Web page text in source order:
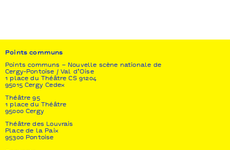
Productions, Festival d’Avignon, Fondazione
Campania dei Festival / Napoli Teatro Festival Italia
National Performing Arts Center - National Concert
Hall (NPAC - NTCH) (Taïwan), Seoul Performing
Arts Festival (SPAF) (Corée), Théâtre de la Ville -
Paris / La Villette - Paris
Production exécutive
Avec le soutien de
THE ATHENS CONCERT HALL
Points communs
Points communs – Nouvelle scène nationale de
Cergy-Pontoise / Val d’Oise
1 place du Théâtre CS 91204
95015 Cergy Cedex
Théâtre 95
1 place du Théâtre
95000 Cergy
Théâtre des Louvrais
Place de la Paix
95300 Pontoise